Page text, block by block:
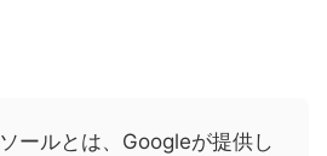
ールとは、Googleが提供し